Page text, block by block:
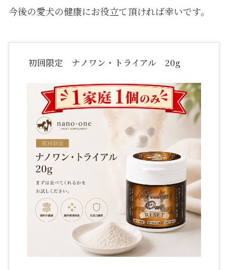
今後の愛犬の健康にお役立て頂ければ幸いです。
初回限定 ナノワン・トライアル 20g